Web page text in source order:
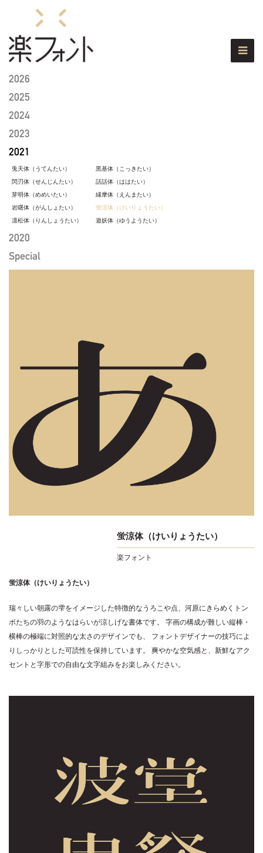
2026
2025
2024
2023
2021
兎天体（うてんたい） 黒基体（こっきたい）
閃刃体（せんじんたい） 話話体（ははたい）
芽明体（めめいたい） 縁摩体（えんまたい）
岩曙体（がんしょたい） 蛍涼体（けいりょうたい）
凛松体（りんしょうたい） 遊妖体（ゆうようたい）
2020
Special
蛍涼体（けいりょうたい）
楽フォント
蛍涼体（けいりょうたい）
瑞々しい朝露の雫をイメージした特徴的なうろこや点、河原にきらめくトン
ボたちの羽のようなはらいが涼しげな書体です。 字画の構成が難しい縦棒・
横棒の極端に対照的な太さのデザインでも、 フォントデザイナーの技巧によ
りしっかりとした可読性を保持しています。 爽やかな空気感と、新鮮なアク
セントと字形での自由な文字組みをお楽しみください。